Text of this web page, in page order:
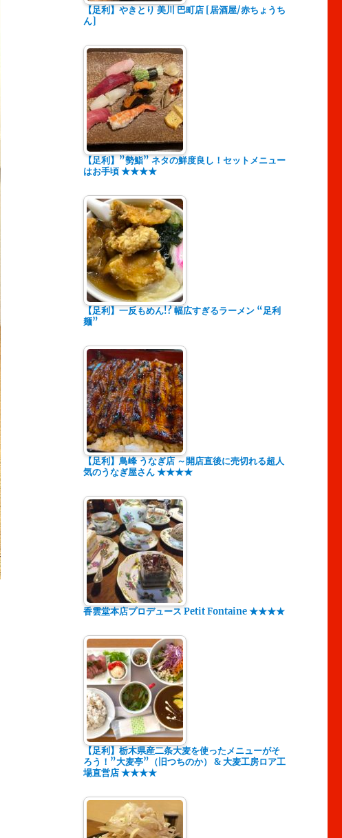
【足利】やきとり 美川 巴町店 [居酒屋/赤ちょうち
ん]
【足利】”勢鮨” ネタの鮮度良し！セットメニュー
はお手頃 ★★★★
【足利】一反もめん!? 幅広すぎるラーメン “足利
麺”
【足利】鳥峰 うなぎ店 ～開店直後に売切れる超人
気のうなぎ屋さん ★★★★
香雲堂本店プロデュース Petit Fontaine ★★★★
【足利】栃木県産二条大麦を使ったメニューがそ
ろう！”大麦亭”（旧つちのか） & 大麦工房ロア工
場直営店 ★★★★